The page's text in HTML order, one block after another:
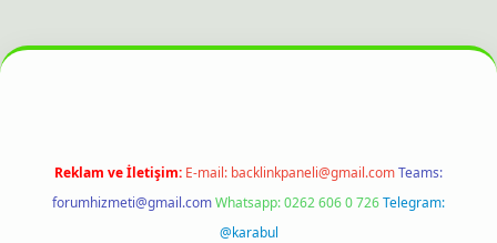
sitesi
Reklam ve İletişim: E-mail: backlinkpaneli@gmail.comTeams:
forumhizmeti@gmail.comWhatsapp: 0262 606 0 726Telegram:
@karabul